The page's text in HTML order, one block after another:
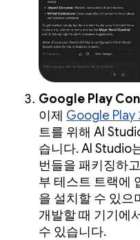
Google Play
이제 Google Play
트를 위해 AI
습니다. AI Studio
번들을 패키징하
부 테스트 트랙에
을 설치할 수 있으
개발할 때 기기에
수 있습니다.